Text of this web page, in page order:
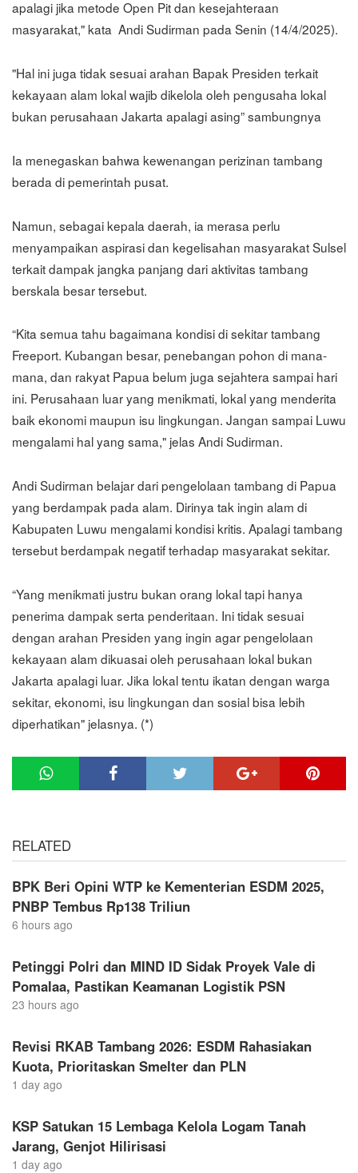
apalagi jika metode Open Pit dan kesejahteraan
masyarakat," kata Andi Sudirman pada Senin (14/4/2025).
"Hal ini juga tidak sesuai arahan Bapak Presiden terkait
kekayaan alam lokal wajib dikelola oleh pengusaha lokal
bukan perusahaan Jakarta apalagi asing” sambungnya
Ia menegaskan bahwa kewenangan perizinan tambang
berada di pemerintah pusat.
Namun, sebagai kepala daerah, ia merasa perlu
menyampaikan aspirasi dan kegelisahan masyarakat Sulsel
terkait dampak jangka panjang dari aktivitas tambang
berskala besar tersebut.
“Kita semua tahu bagaimana kondisi di sekitar tambang
Freeport. Kubangan besar, penebangan pohon di mana-
mana, dan rakyat Papua belum juga sejahtera sampai hari
ini. Perusahaan luar yang menikmati, lokal yang menderita
baik ekonomi maupun isu lingkungan. Jangan sampai Luwu
mengalami hal yang sama," jelas Andi Sudirman.
Andi Sudirman belajar dari pengelolaan tambang di Papua
yang berdampak pada alam. Dirinya tak ingin alam di
Kabupaten Luwu mengalami kondisi kritis. Apalagi tambang
tersebut berdampak negatif terhadap masyarakat sekitar.
“Yang menikmati justru bukan orang lokal tapi hanya
penerima dampak serta penderitaan. Ini tidak sesuai
dengan arahan Presiden yang ingin agar pengelolaan
kekayaan alam dikuasai oleh perusahaan lokal bukan
Jakarta apalagi luar. Jika lokal tentu ikatan dengan warga
sekitar, ekonomi, isu lingkungan dan sosial bisa lebih
diperhatikan" jelasnya. (*)
RELATED
BPK Beri Opini WTP ke Kementerian ESDM 2025,
PNBP Tembus Rp138 Triliun
6 hours ago
Petinggi Polri dan MIND ID Sidak Proyek Vale di
Pomalaa, Pastikan Keamanan Logistik PSN
23 hours ago
Revisi RKAB Tambang 2026: ESDM Rahasiakan
Kuota, Prioritaskan Smelter dan PLN
1 day ago
KSP Satukan 15 Lembaga Kelola Logam Tanah
Jarang, Genjot Hilirisasi
1 day ago